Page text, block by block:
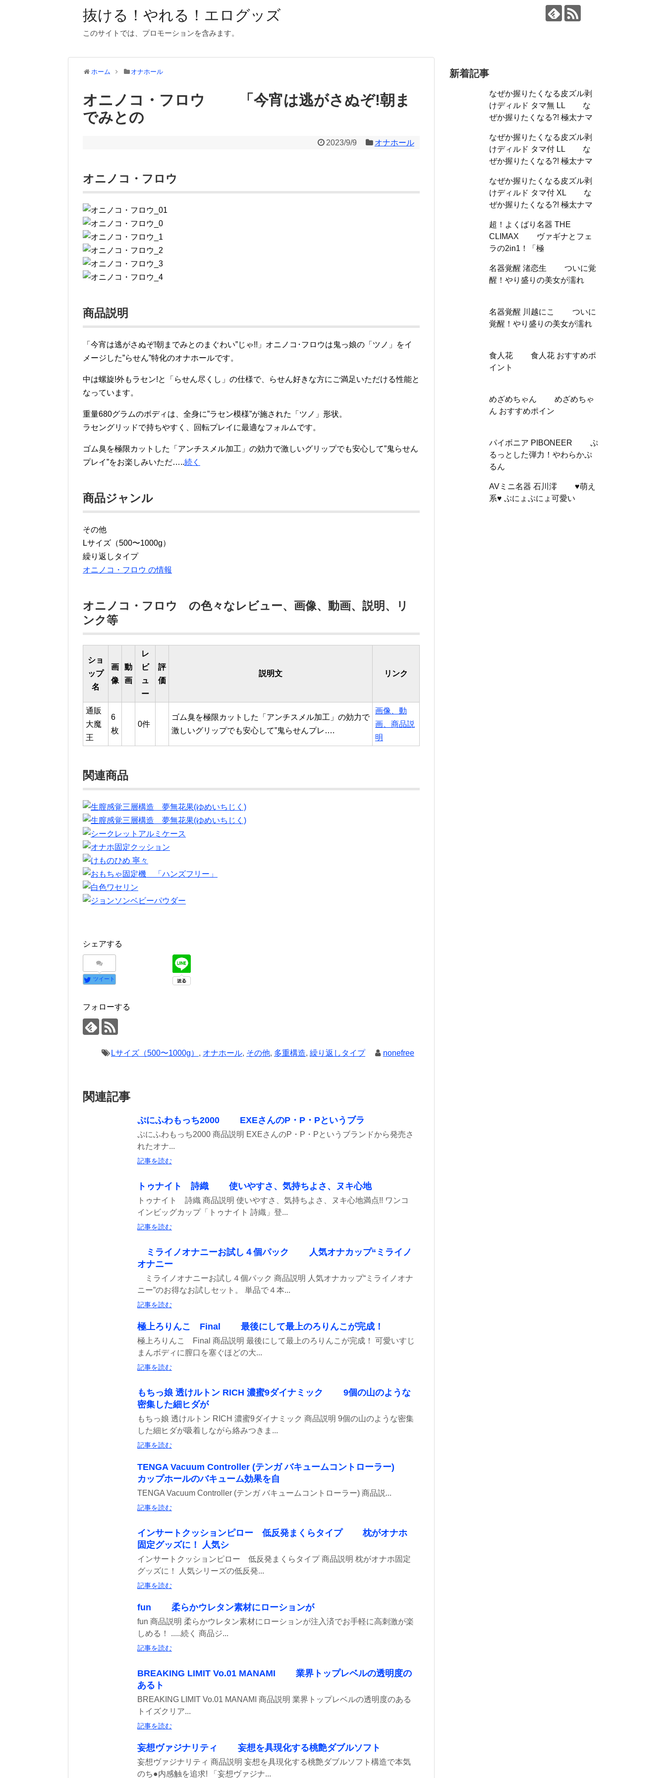
抜ける！やれる！エログッズ
このサイトでは、プロモーションを含みます。
ホーム オナホール
オニノコ・フロウ 「今宵は逃がさぬぞ!朝ま
でみとの
2023/9/9 オナホール
オニノコ・フロウ
商品説明
「今宵は逃がさぬぞ!朝までみとのまぐわい”じゃ!!」オニノコ･フロウは鬼っ娘の「ツノ」をイ
メージした”らせん”特化のオナホールです。
中は螺旋!外もラセン!と「らせん尽くし」の仕様で、らせん好きな方にご満足いただける性能と
なっています。
重量680グラムのボディは、全身に”ラセン模様”が施された「ツノ」形状。
ラセングリッドで持ちやすく、回転プレイに最適なフォルムです。
ゴム臭を極限カットした「アンチスメル加工」の効力で激しいグリップでも安心して”鬼らせん
プレイ”をお楽しみいただ…..続く
商品ジャンル
その他
Lサイズ（500〜1000g）
繰り返しタイプ
オニノコ・フロウ の情報
オニノコ・フロウ の色々なレビュー、画像、動画、説明、リ
ンク等
ショ
ップ
名
画
像
動
画
レ
ビ
ュ
ー
評
価
説明文 リンク
通販
大魔
王
6
枚
0件
ゴム臭を極限カットした「アンチスメル加工」の効力で
激しいグリップでも安心して”鬼らせんプレ….
画像、動
画、商品説
明
関連商品
シェアする
ツイート
フォローする
Lサイズ（500〜1000g） , オナホール, その他, 多重構造,繰り返しタイプ nonefree
関連記事
ぷにふわもっち2000 EXEさんのP・P・Pというブラ
ぷにふわもっち2000 商品説明 EXEさんのP・P・Pというブランドから発売さ
れたオナ...
記事を読む
トゥナイト 詩織 使いやすさ、気持ちよさ、ヌキ心地
トゥナイト 詩織 商品説明 使いやすさ、気持ちよさ、ヌキ心地満点!! ワンコ
インビッグカップ「トゥナイト 詩織」登...
記事を読む
ミライノオナニーお試し４個パック 人気オナカップ“ミライノ
オナニー
ミライノオナニーお試し４個パック 商品説明 人気オナカップ“ミライノオナ
ニー”のお得なお試しセット。 単品で４本...
記事を読む
極上ろりんこ Final 最後にして最上のろりんこが完成！
極上ろりんこ Final 商品説明 最後にして最上のろりんこが完成！ 可愛いすじ
まんボディに膣口を塞ぐほどの大...
記事を読む
もちっ娘 透けルトン RICH 濃蜜9ダイナミック 9個の山のような
密集した細ヒダが
もちっ娘 透けルトン RICH 濃蜜9ダイナミック 商品説明 9個の山のような密集
した細ヒダが吸着しながら絡みつきま...
記事を読む
TENGA Vacuum Controller (テンガ バキュームコントローラー)
カップホールのバキューム効果を自
TENGA Vacuum Controller (テンガ バキュームコントローラー) 商品説...
記事を読む
インサートクッションピロー 低反発まくらタイプ 枕がオナホ
固定グッズに！ 人気シ
インサートクッションピロー 低反発まくらタイプ 商品説明 枕がオナホ固定
グッズに！ 人気シリーズの低反発...
記事を読む
fun 柔らかウレタン素材にローションが
fun 商品説明 柔らかウレタン素材にローションが注入済でお手軽に高刺激が楽
しめる！ .....続く 商品ジ...
記事を読む
BREAKING LIMIT Vo.01 MANAMI 業界トップレベルの透明度の
あるト
BREAKING LIMIT Vo.01 MANAMI 商品説明 業界トップレベルの透明度のある
トイズクリア...
記事を読む
妄想ヴァジナリティ 妄想を具現化する桃艶ダブルソフト
妄想ヴァジナリティ 商品説明 妄想を具現化する桃艶ダブルソフト構造で本気
のち●内感触を追求! 「妄想ヴァジナ...
新着記事
なぜか握りたくなる皮ズル剥
けディルド タマ無 LL な
ぜか握りたくなる?! 極太ナマ
なぜか握りたくなる皮ズル剥
けディルド タマ付 LL な
ぜか握りたくなる?! 極太ナマ
なぜか握りたくなる皮ズル剥
けディルド タマ付 XL な
ぜか握りたくなる?! 極太ナマ
超！よくばり名器 THE
CLIMAX ヴァギナとフェ
ラの2in1！「極
名器覚醒 渚恋生 ついに覚
醒！やり盛りの美女が濡れ
名器覚醒 川越にこ ついに
覚醒！やり盛りの美女が濡れ
食人花 食人花 おすすめポ
イント
めざめちゃん めざめちゃ
ん おすすめポイン
パイボニア PIBONEER ぷ
るっとした弾力！やわらかぷ
るん
AVミニ名器 石川澪 ♥萌え
系♥ ぷにょぷにょ可愛い